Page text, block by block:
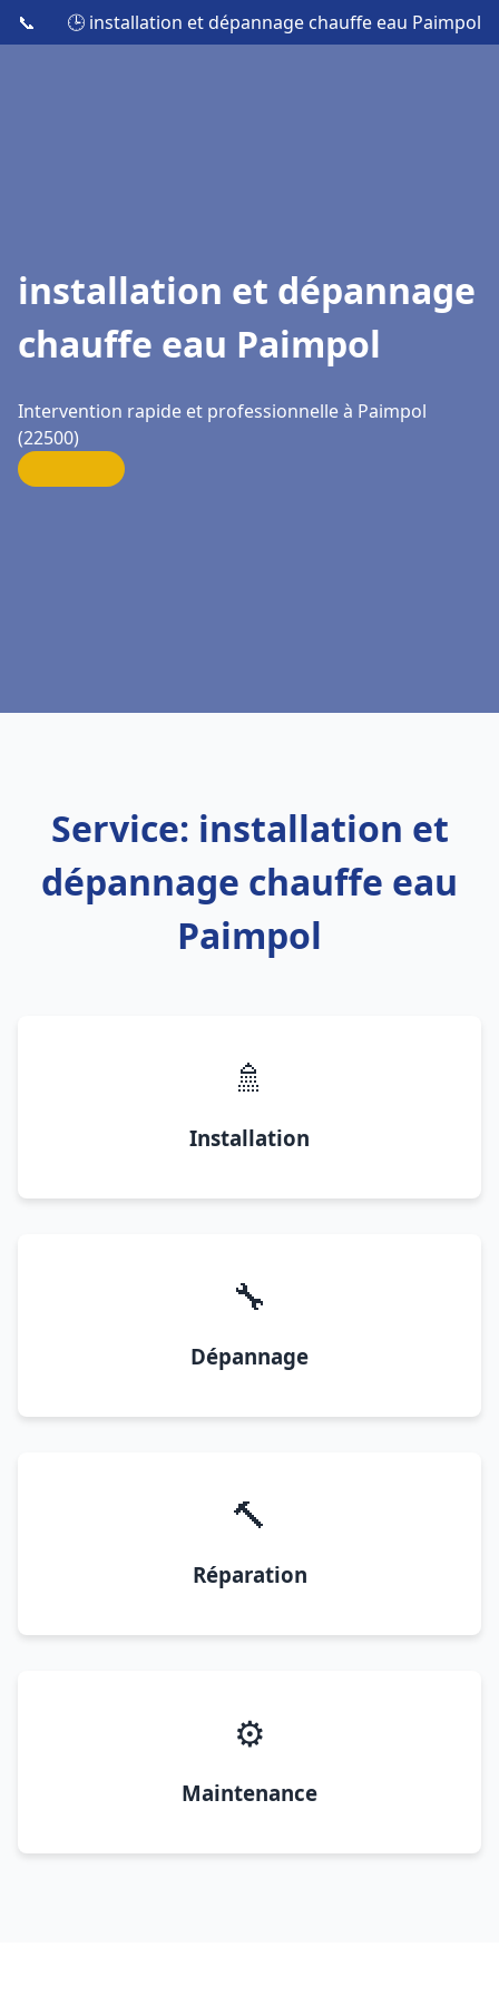
📞 🕒 installation et dépannage chauffe eau Paimpol
installation et dépannage
chauffe eau Paimpol
Intervention rapide et professionnelle à Paimpol
(22500)
Service: installation et
dépannage chauffe eau
Paimpol
🚿
Installation
🔧
Dépannage
🔨
Réparation
⚙️
Maintenance